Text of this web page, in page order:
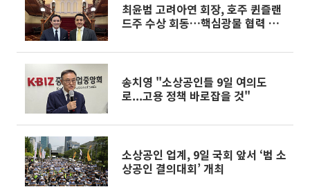
최윤범 고려아연 회장, 호주 퀸즐랜
드주 수상 회동…핵심광물 협력 논
송치영 "소상공인들 9일 여의도
로...고용 정책 바로잡을 것"
소상공인 업계, 9일 국회 앞서 ‘범 소
상공인 결의대회’ 개최